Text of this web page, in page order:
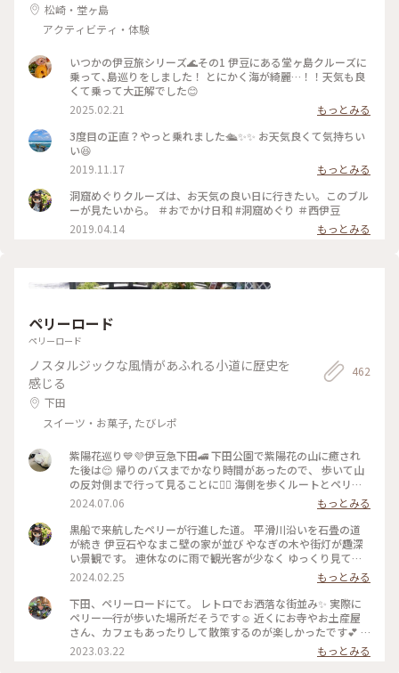
松崎・堂ヶ島
アクティビティ・体験
いつかの伊豆旅シリーズ🌊その1 伊豆にある堂ヶ島クルーズに
乗って､島巡りをしました！ とにかく海が綺麗…！！天気も良
くて乗って大正解でした😊
2025.02.21
もっとみる
3度目の正直？やっと乗れました🛳✨✨ お天気良くて気持ちい
い😆
2019.11.17
もっとみる
洞窟めぐりクルーズは、お天気の良い日に行きたい。このブル
ーが見たいから。 ＃おでかけ日和 #洞窟めぐり ＃西伊豆
2019.04.14
もっとみる
ペリーロード
ペリーロード
ノスタルジックな風情があふれる小道に歴史を
感じる
下田
スイーツ・お菓子, たびレポ
462
紫陽花巡り💙💜伊豆急下田🚄 下田公園で紫陽花の山に癒され
た後は😌 帰りのバスまでかなり時間があったので、 歩いて山
の反対側まで行って見ることに🚶‍♀️ 海側を歩くルートとペリー
ロードを通るルート、 行き方は二通り✌🏻ペリーロードを歩く
事に♪ その昔、来日したペリーが了仙寺まで歩いた道🌿 この
日はお休みのお店が多く、サクッと通った だけでしたが😅柳
並木に風情ある建物、今度は もう少しゆっくり来てみたいで
す🥰 ペリーロードを抜けるとトンネルが見えて 来ました❣️トン
ネルの向こうは…海かなぁ💙 #電車旅 #相模湾 #伊豆急下田 #
紫陽花巡り #ことりっぷ下田 #特急踊り子 #ペリーロード#下田
公園
2024.07.06
もっとみる
黒船で来航したペリーが行進した道。 平滑川沿いを石畳の道
が続き 伊豆石やなまこ壁の家が並び やなぎの木や街灯が趣深
い景観です。 連休なのに雨で観光客が少なく ゆっくり見てま
われました。 #冬の旅#下田#ペリーロード
2024.02.25
もっとみる
下田、ペリーロードにて。 レトロでお洒落な街並み✨ 実際に
ペリー一行が歩いた場所だそうです☺️ 近くにお寺やお土産屋
さん、カフェもあったりして散策するのが楽しかったです💕 #
私のことりっぷ旅 #レトロな街 #Myことりっぷ
2023.03.22 もっとみる